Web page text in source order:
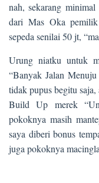
nah, sekarang
dari Mas Oka
sepeda senilai 50 jt,
Urung niatku untuk
“Banyak Jalan
tidak pupus begitu
Build Up merek
pokoknya masih
saya diberi bonus
juga pokoknya